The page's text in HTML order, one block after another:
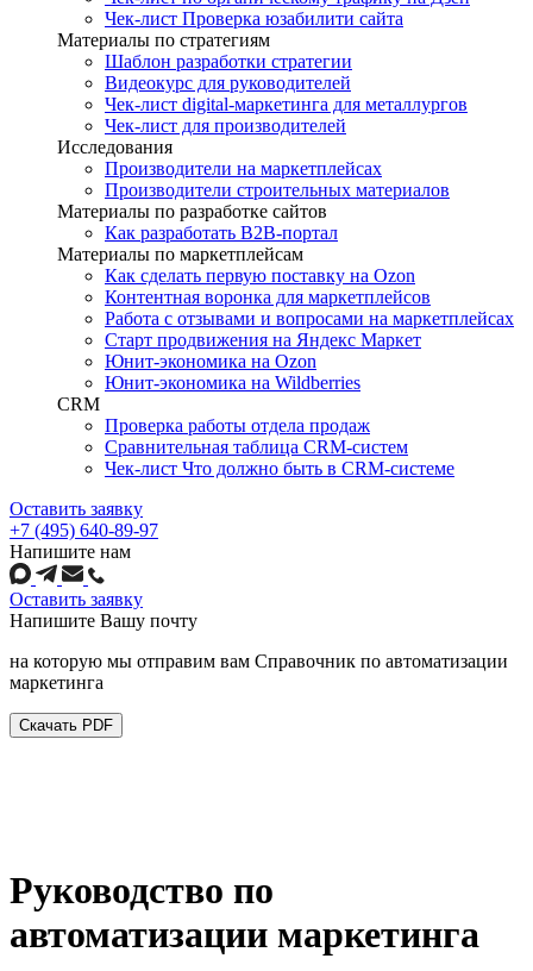
Чек-лист Проверка юзабилити сайта
Материалы по стратегиям
Шаблон разработки стратегии
Видеокурс для руководителей
Чек-лист digital-маркетинга для металлургов
Чек-лист для производителей
Исследования
Производители на маркетплейсах
Производители строительных материалов
Материалы по разработке сайтов
Как разработать B2B-портал
Материалы по маркетплейсам
Как сделать первую поставку на Ozon
Контентная воронка для маркетплейсов
Работа с отзывами и вопросами на маркетплейсах
Старт продвижения на Яндекс Маркет
Юнит-экономика на Ozon
Юнит-экономика на Wildberries
CRM
Проверка работы отдела продаж
Сравнительная таблица CRM-систем
Чек-лист Что должно быть в CRM-системе
Оставить заявку
+7 (495) 640-89-97
Напишите нам
Оставить заявку
Напишите Вашу почту
на которую мы отправим вам Справочник по автоматизации
маркетинга
Скачать PDF
Руководство по
автоматизации маркетинга